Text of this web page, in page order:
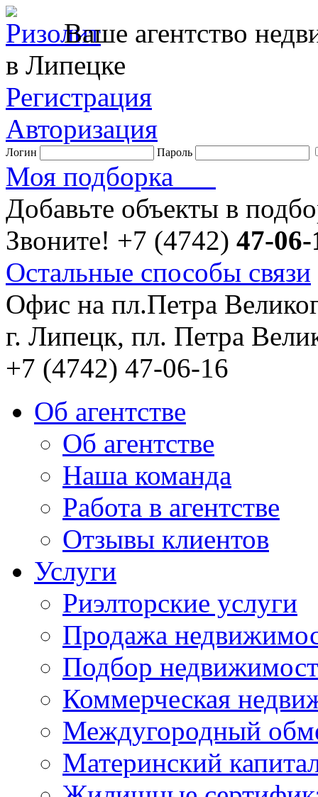
Ваше агентство
в Липецке
Регистрация
Авторизация
Логин Пароль
Моя подборка
Добавьте объекты в
Звоните! +7 (4742) 47-06-
Остальные способы связи
Офис на пл.Петра
г. Липецк, пл. Петра
+7 (4742) 47-06-16
Об агентстве
Об агентстве
Наша команда
Работа в агентстве
Отзывы клиентов
Услуги
Риэлторские услуги
Продажа
Подбор
Коммерческая
Междугородный
Материнский